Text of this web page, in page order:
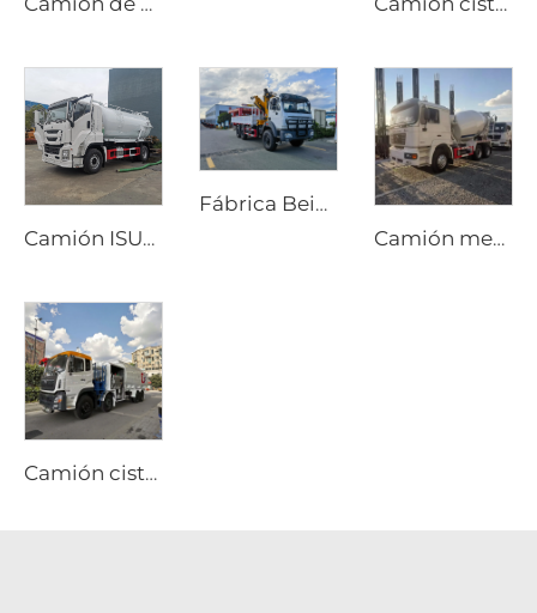
Camión ISUZU GIGA 4x2 con bomba de succión de alcantarillado y vacío, transmisión manual, depósito de 12000 litros para pozos sépticos
Fábrica Beiben Suministra Grúa para Camión de Transporte Especial Todo Terreno 4X4 6x6 Brazo Plegable Rígido
Camión mezclador de cemento móvil Shacman nuevo, tambor de 8m3 y 10m3, precio de camión mezclador de hormigón
Camión cisterna de combustible Dongfeng 8x4 340hp de 12 ruedas, capacidad de 25000 litros, vehículo nuevo de repostaje manual para aviación, avión 4x2 4x4 6x6